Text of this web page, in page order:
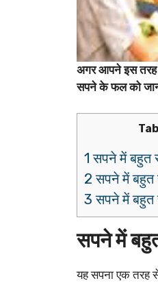
अगर आपने इस तरह
सपने के फल को
1 सपने में बहुत
2 सपने में बहुत
3 सपने में बहुत
सपने में
यह सपना एक तरह